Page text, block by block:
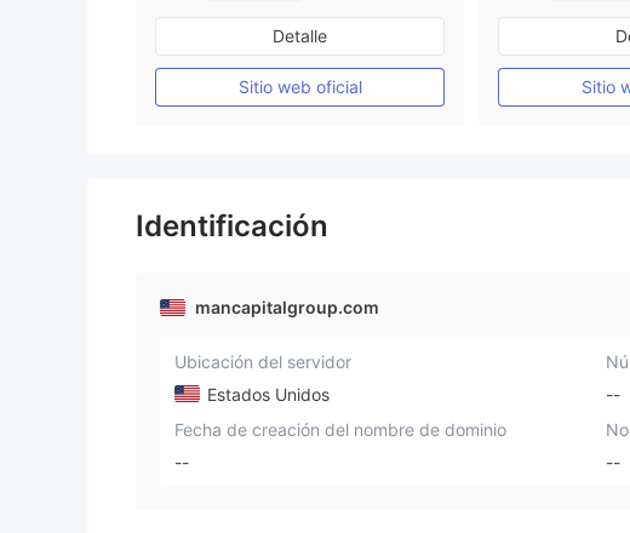
De 10 a 15 años
Supervisión en Australia
Creación Mercado Forex (MM)
Licencia completa de MT4
Detalle
Sitio web oficial
De 10 a
Licencia
Sitio
Identificación
mancapitalgroup.com
Ubicación del servidor
Estados Unidos
--
Fecha de creación del nombre de dominio
--
--